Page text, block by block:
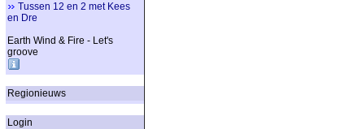
Tussen 12 en 2 met Kees
en Dre
Earth Wind & Fire - Let's
groove
Regionieuws
Login